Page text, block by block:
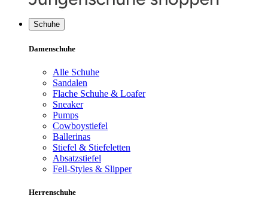
Schuhe
Damenschuhe
Alle Schuhe
Sandalen
Flache Schuhe & Loafer
Sneaker
Pumps
Cowboystiefel
Ballerinas
Stiefel & Stiefeletten
Absatzstiefel
Fell-Styles & Slipper
Herrenschuhe